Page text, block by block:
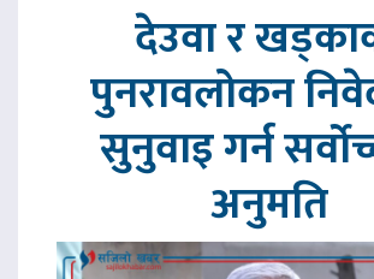
देउवा र
पुनरावलोकन
सुनुवाइ गर्न
अनुमति